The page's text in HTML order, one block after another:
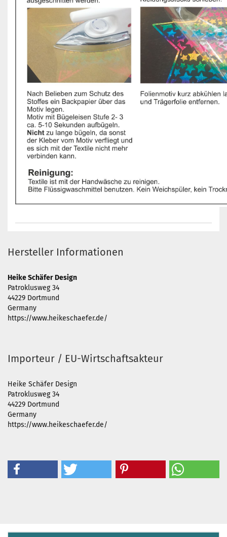
Hersteller Informationen
Heike Schäfer Design
Patroklusweg 34
44229 Dortmund
Germany
https://www.heikeschaefer.de/
Importeur / EU-Wirtschaftsakteur
Heike Schäfer Design
Patroklusweg 34
44229 Dortmund
Germany
https://www.heikeschaefer.de/